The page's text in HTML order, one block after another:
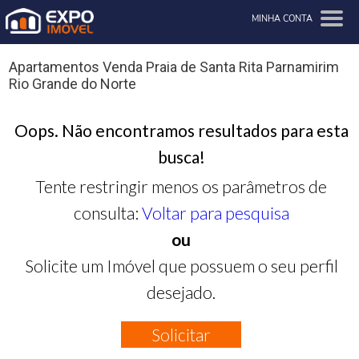
MINHA CONTA
Apartamentos Venda Praia de Santa Rita Parnamirim
Rio Grande do Norte
Oops. Não encontramos resultados para esta
busca!
Tente restringir menos os parâmetros de
consulta: Voltar para pesquisa
ou
Solicite um Imóvel que possuem o seu perfil
desejado.
Solicitar